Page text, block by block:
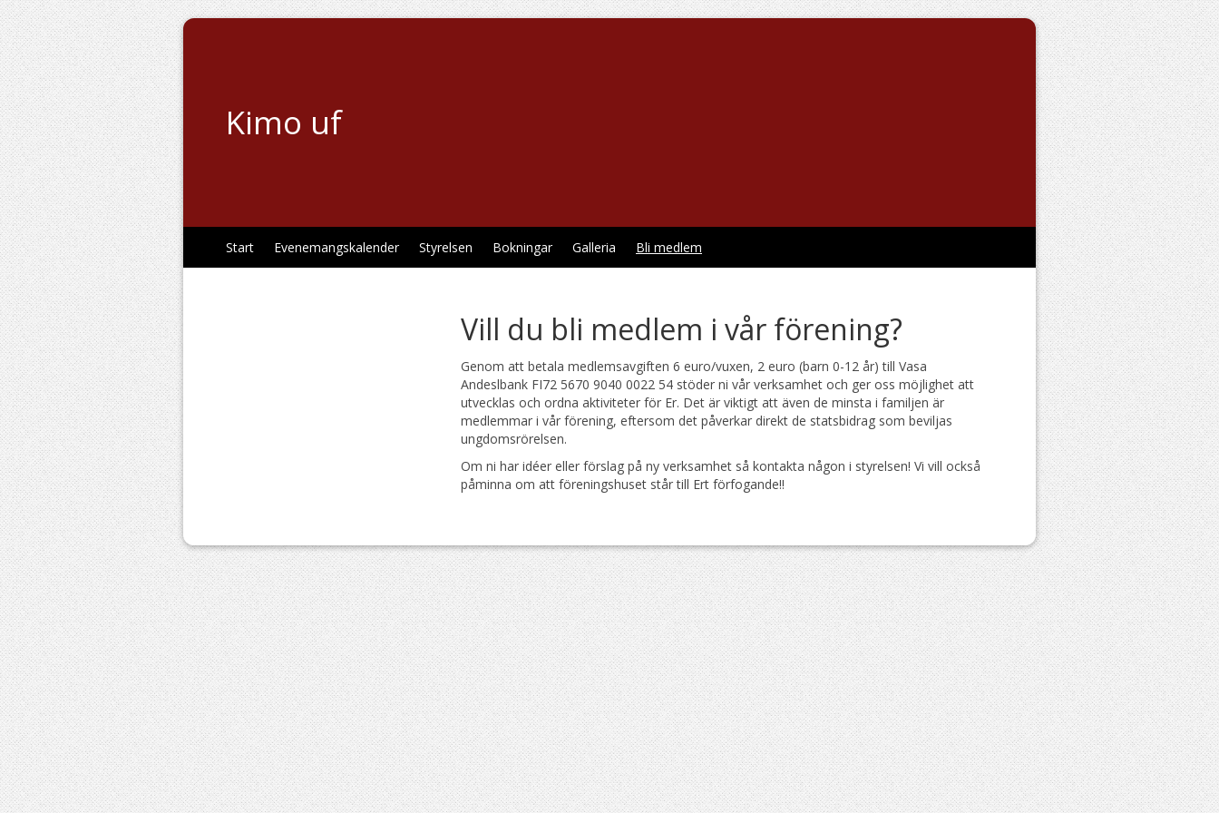
Kimo uf
Start Evenemangskalender Styrelsen Bokningar Galleria Bli medlem
Vill du bli medlem i vår förening?
Genom att betala medlemsavgiften 6 euro/vuxen, 2 euro (barn 0-12 år) till Vasa
Andeslbank FI72 5670 9040 0022 54 stöder ni vår verksamhet och ger oss möjlighet att
utvecklas och ordna aktiviteter för Er. Det är viktigt att även de minsta i familjen är
medlemmar i vår förening, eftersom det påverkar direkt de statsbidrag som beviljas
ungdomsrörelsen.
Om ni har idéer eller förslag på ny verksamhet så kontakta någon i styrelsen! Vi vill också
påminna om att föreningshuset står till Ert förfogande!!